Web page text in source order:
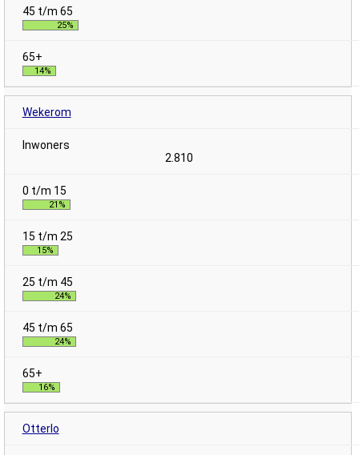
25%
14%
Wekerom
2.810
21%
15%
24%
24%
16%
Otterlo